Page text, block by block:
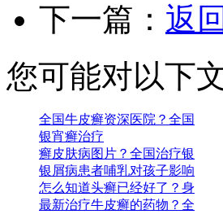
下一篇： 返
您可能对以下
全国牛皮癣资深医院？全国
银宵癣治疗
癣皮肤病图片？全国治疗银
银屑病患者哺乳对孩子影响
怎么知道头癣已经好了？身
最新治疗牛皮癣的药物？全